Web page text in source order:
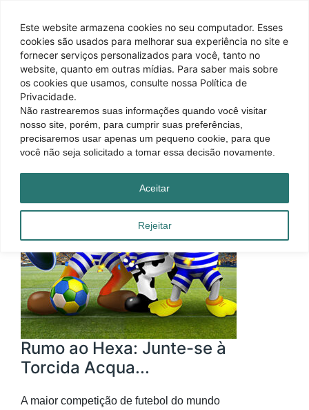
Este website armazena cookies no seu computador. Esses
cookies são usados ​​para melhorar sua experiência no site e
fornecer serviços personalizados para você, tanto no
website, quanto em outras mídias. Para saber mais sobre
os cookies que usamos, consulte nossa Política de
Privacidade.
Não rastrearemos suas informações quando você visitar
nosso site, porém, para cumprir suas preferências,
precisaremos usar apenas um pequeno cookie, para que
você não seja solicitado a tomar essa decisão novamente.
Rejeitar
Aceitar
Rumo ao Hexa: Junte-se à
Torcida Acqua...
A maior competição de futebol do mundo